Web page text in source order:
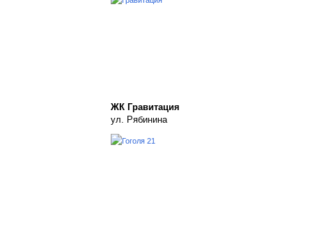
ЖК Гравитация
ул. Рябинина